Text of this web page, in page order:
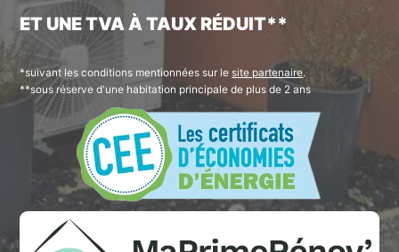
ET UNE TVA À TAUX RÉDUIT**
*suivant les conditions mentionnées sur lesite partenaire.
**sous réserve d'une habitation principale de plus de 2 ans